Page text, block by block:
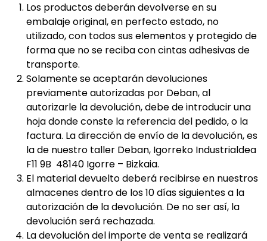
Los productos deberán devolverse en su
embalaje original, en perfecto estado, no
utilizado, con todos sus elementos y protegido de
forma que no se reciba con cintas adhesivas de
transporte.
Solamente se aceptarán devoluciones
previamente autorizadas por Deban, al
autorizarle la devolución, debe de introducir una
hoja donde conste la referencia del pedido, o la
factura. La dirección de envío de la devolución, es
la de nuestro taller Deban, Igorreko Industrialdea
F11 9B 48140 Igorre – Bizkaia.
El material devuelto deberá recibirse en nuestros
almacenes dentro de los 10 días siguientes a la
autorización de la devolución. De no ser así, la
devolución será rechazada.
La devolución del importe de venta se realizará